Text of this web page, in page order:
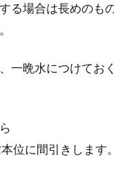
る場合は長めのも
一晩水につけてお
位に間引きします。